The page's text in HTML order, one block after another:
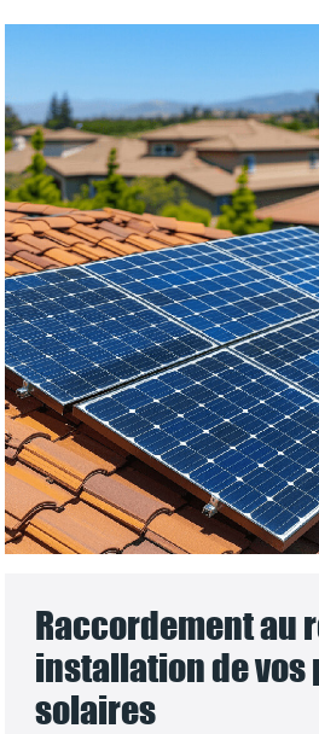
Raccordement au
installation de vos
solaires